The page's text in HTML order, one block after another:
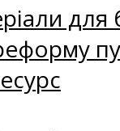
для